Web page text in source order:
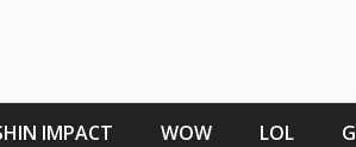
IMPACT WOW LOL